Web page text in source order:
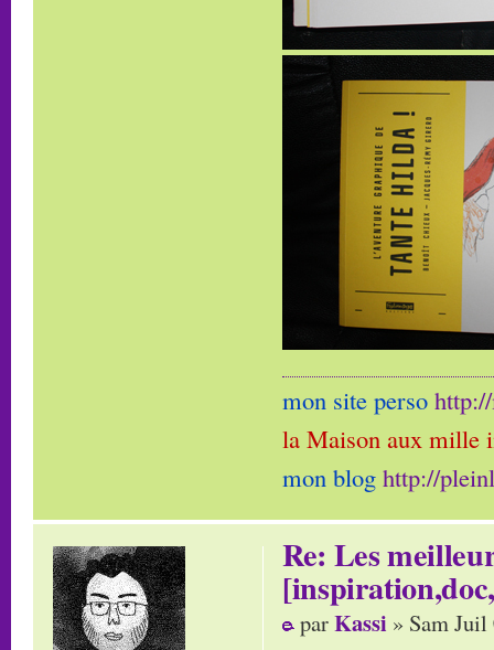
mon site perso
la Maison aux mille
mon blog http://
Re: Les
parKassi » Sam